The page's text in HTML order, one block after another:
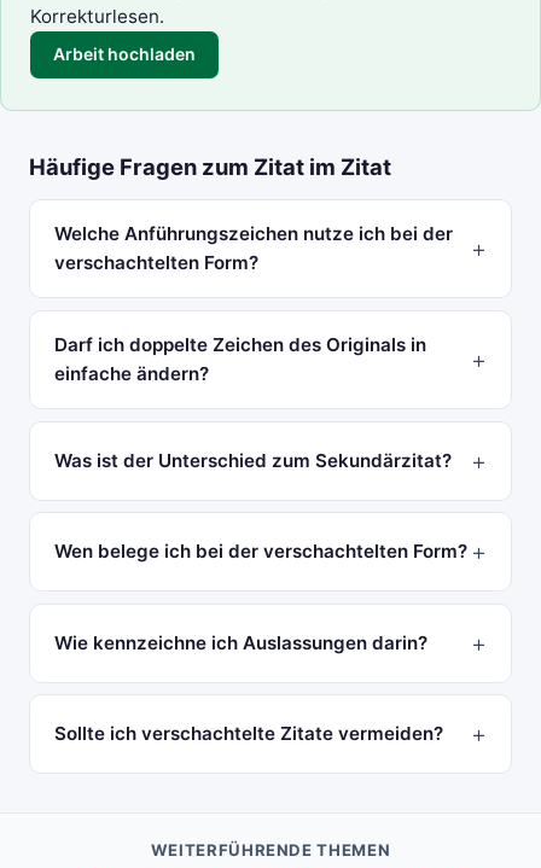
Korrekturlesen.
Arbeit hochladen
Häufige Fragen zum Zitat im Zitat
Welche Anführungszeichen nutze ich bei der
verschachtelten Form?
Darf ich doppelte Zeichen des Originals in
einfache ändern?
Was ist der Unterschied zum Sekundärzitat?
Wen belege ich bei der verschachtelten Form?
Wie kennzeichne ich Auslassungen darin?
Sollte ich verschachtelte Zitate vermeiden?
WEITERFÜHRENDE THEMEN